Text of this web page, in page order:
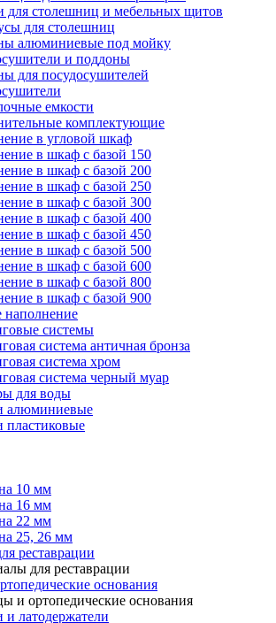
для столешниц и мебельных щитов
для столешниц
алюминиевые под мойку
и поддоны
для посудосушителей
емкости
комплектующие
в угловой шкаф
в шкаф с базой 150
в шкаф с базой 200
в шкаф с базой 250
в шкаф с базой 300
в шкаф с базой 400
в шкаф с базой 450
в шкаф с базой 500
в шкаф с базой 600
в шкаф с базой 800
в шкаф с базой 900
наполнение
системы
система античная бронза
система хром
система черный муар
для воды
алюминиевые
пластиковые
10 мм
16 мм
22 мм
25, 26 мм
реставрации
для реставрации
основания
и ортопедические основания
и латодержатели